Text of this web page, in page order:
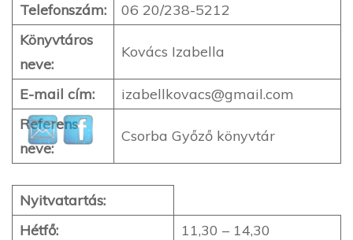
Telefonszám:
06 20/238-5212
Könyvtáros
neve:
Kovács Izabella
E-mail cím:
izabellkovacs@gmail.com
Referens
neve:
Csorba Győző könyvtár
Nyitvatartás:
Hétfő:
11,30 – 14,30